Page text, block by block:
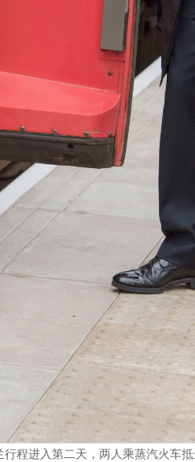
程进入第二天，两人乘蒸汽火车